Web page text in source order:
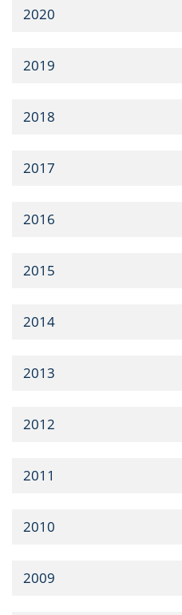
2020
2019
2018
2017
2016
2015
2014
2013
2012
2011
2010
2009